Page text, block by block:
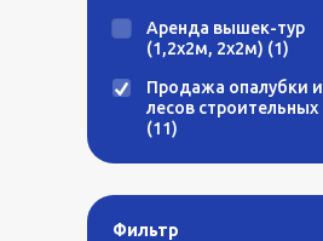
Аренда вышек-тур
(1,2х2м, 2х2м) (1)
Продажа опалубки и
лесов строительных
(11)
Фильтр